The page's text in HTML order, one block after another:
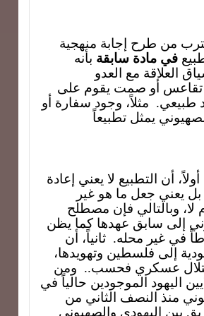
من طرح إجابة منهجية
في مادة سابقة بأنه
العلاقة مع العدو
تقاعس أو صمت يقوم على
طبيعي. مثلاً، وجود سفارة أو
يمثل تطبيعاً
أن التطبيع لا يعني إعادة
يعني جعل ما هو غير
وبالتالي فإن مصطلح
إلى سابق عهدها كما يظن
في غير محله. ثانياً، أن
إلى فلسطين وتهويدها،
عسكري فحسب.. ومن
اليهود الموجودين حالياً في
منذ النصف الثاني من
بين اليهودي والصهيوني